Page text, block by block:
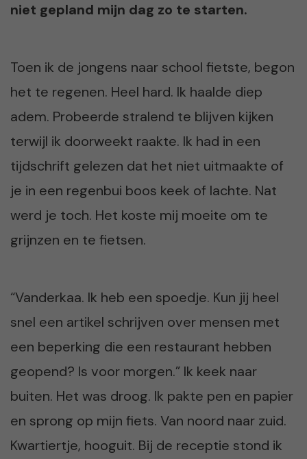
niet gepland mijn dag zo te starten.
Toen ik de jongens naar school fietste, begon
het te regenen. Heel hard. Ik haalde diep
adem. Probeerde stralend te blijven kijken
terwijl ik doorweekt raakte. Ik had in een
tijdschrift gelezen dat het niet uitmaakte of
je in een regenbui boos keek of lachte. Nat
werd je toch. Het koste mij moeite om te
grijnzen en te fietsen.
“Vanderkaa. Ik heb een spoedje. Kun jij heel
snel een artikel schrijven over mensen met
een beperking die een restaurant hebben
geopend? Is voor morgen.” Ik keek naar
buiten. Het was droog. Ik pakte pen en papier
en sprong op mijn fiets. Van noord naar zuid.
Kwartiertje, hooguit. Bij de receptie stond ik